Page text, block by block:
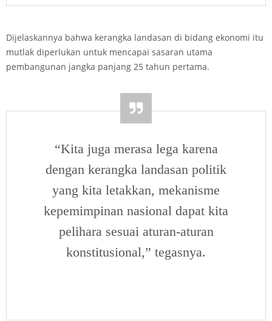
Dijelaskannya bahwa kerangka landasan di bidang ekonomi itu
mutlak diperlukan untuk mencapai sasaran utama
pembangunan jangka panjang 25 tahun pertama.
“Kita juga merasa lega karena
dengan kerangka landasan politik
yang kita letakkan, mekanisme
kepemimpinan nasional dapat kita
pelihara sesuai aturan-aturan
konstitusional,” tegasnya.